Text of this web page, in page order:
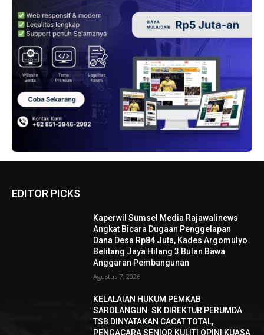
EDITOR PICKS
Kaperwil Sumsel Media Rajawalinews
Angkat Bicara Dugaan Penggelapan
Dana Desa Rp84 Juta, Kades Argomulyo
Belitang Jaya Hilang 3 Bulan Bawa
Anggaran Pembangunan
Agustus 7, 2026
KELALAIAN HUKUM PEMKAB
SAROLANGUN: SK DIREKTUR PERUMDA
TSB DINYATAKAN CACAT TOTAL,
PENGACARA SENIOR KULITI OPINI KUASA